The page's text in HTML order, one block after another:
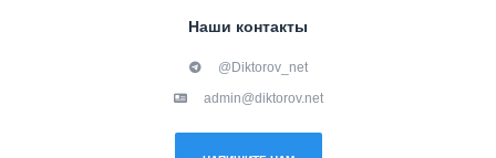
Наши контакты
@Diktorov_net
admin@diktorov.net